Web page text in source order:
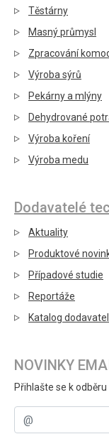
Těstárny
Masný průmysl
Zpracování
Výroba sýrů
Pekárny a mlýny
Dehydrované
Výroba koření
Výroba medu
Dodavatelé
Aktuality
Produktové
Případové studie
Reportáže
Katalog
NOVINKY
Přihlašte se k